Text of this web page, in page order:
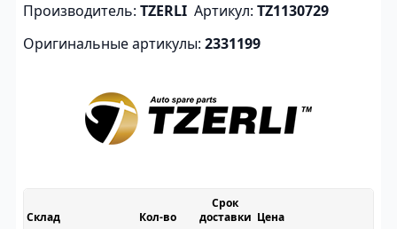
Производитель: TZERLI Артикул: TZ1130729
Оригинальные артикулы: 2331199
Склад
Срок
доставки Цена